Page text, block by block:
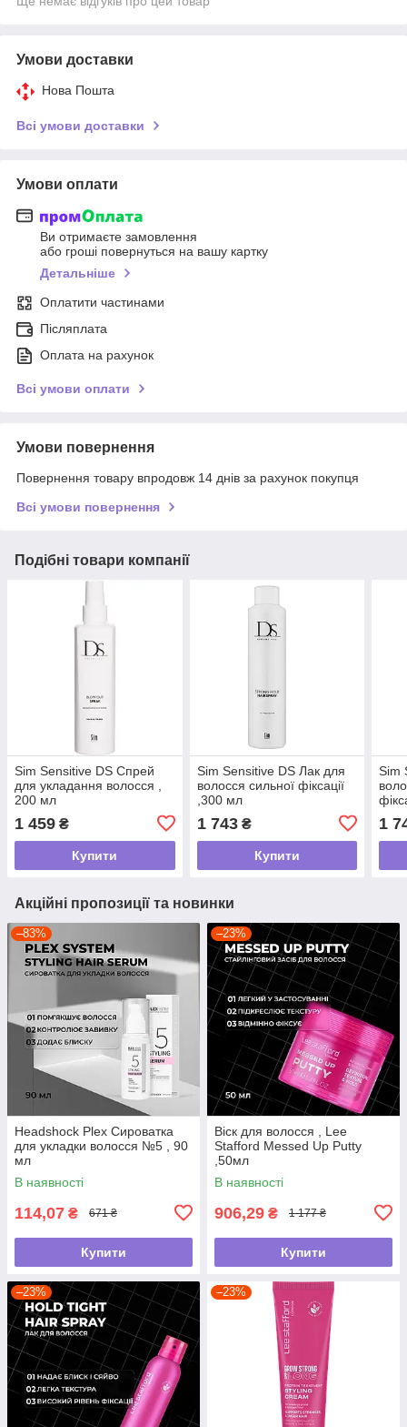
Умови доставки
Нова Пошта
Всі умови доставки
Умови оплати
Ви отримаєте замовлення
або гроші повернуться на вашу картку
Детальніше
Оплатити частинами
Післяплата
Оплата на рахунок
Всі умови оплати
Умови повернення
Повернення товару впродовж 14 днів за рахунок покупця
Всі умови повернення
Подібні товари компанії
Sim Sensitive DS Спрей
для укладання волосся ,
200 мл
1 459 ₴
Купити
Sim Sensitive DS Лак для
волосся сильної фіксації
,300 мл
1 743₴
Купити
Sim
1
Акційні пропозиції та новинки
–83%
Headshock Plex Сироватка
для укладки волосся №5 , 90
мл
В наявності
114,07 ₴ 671 ₴
Купити
–23%
Віск для волосся , Lee
Stafford Messed Up Putty
,50мл
В наявності
906,29 ₴ 1 177 ₴
Купити
–23% –23%